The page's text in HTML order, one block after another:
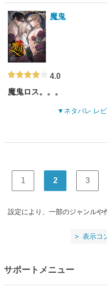
魔鬼
4.0
魔鬼ロス。。。
ネタバレ レ
1 2 3
設定により、一部のジャンルや
表示コ
サポートメニュー